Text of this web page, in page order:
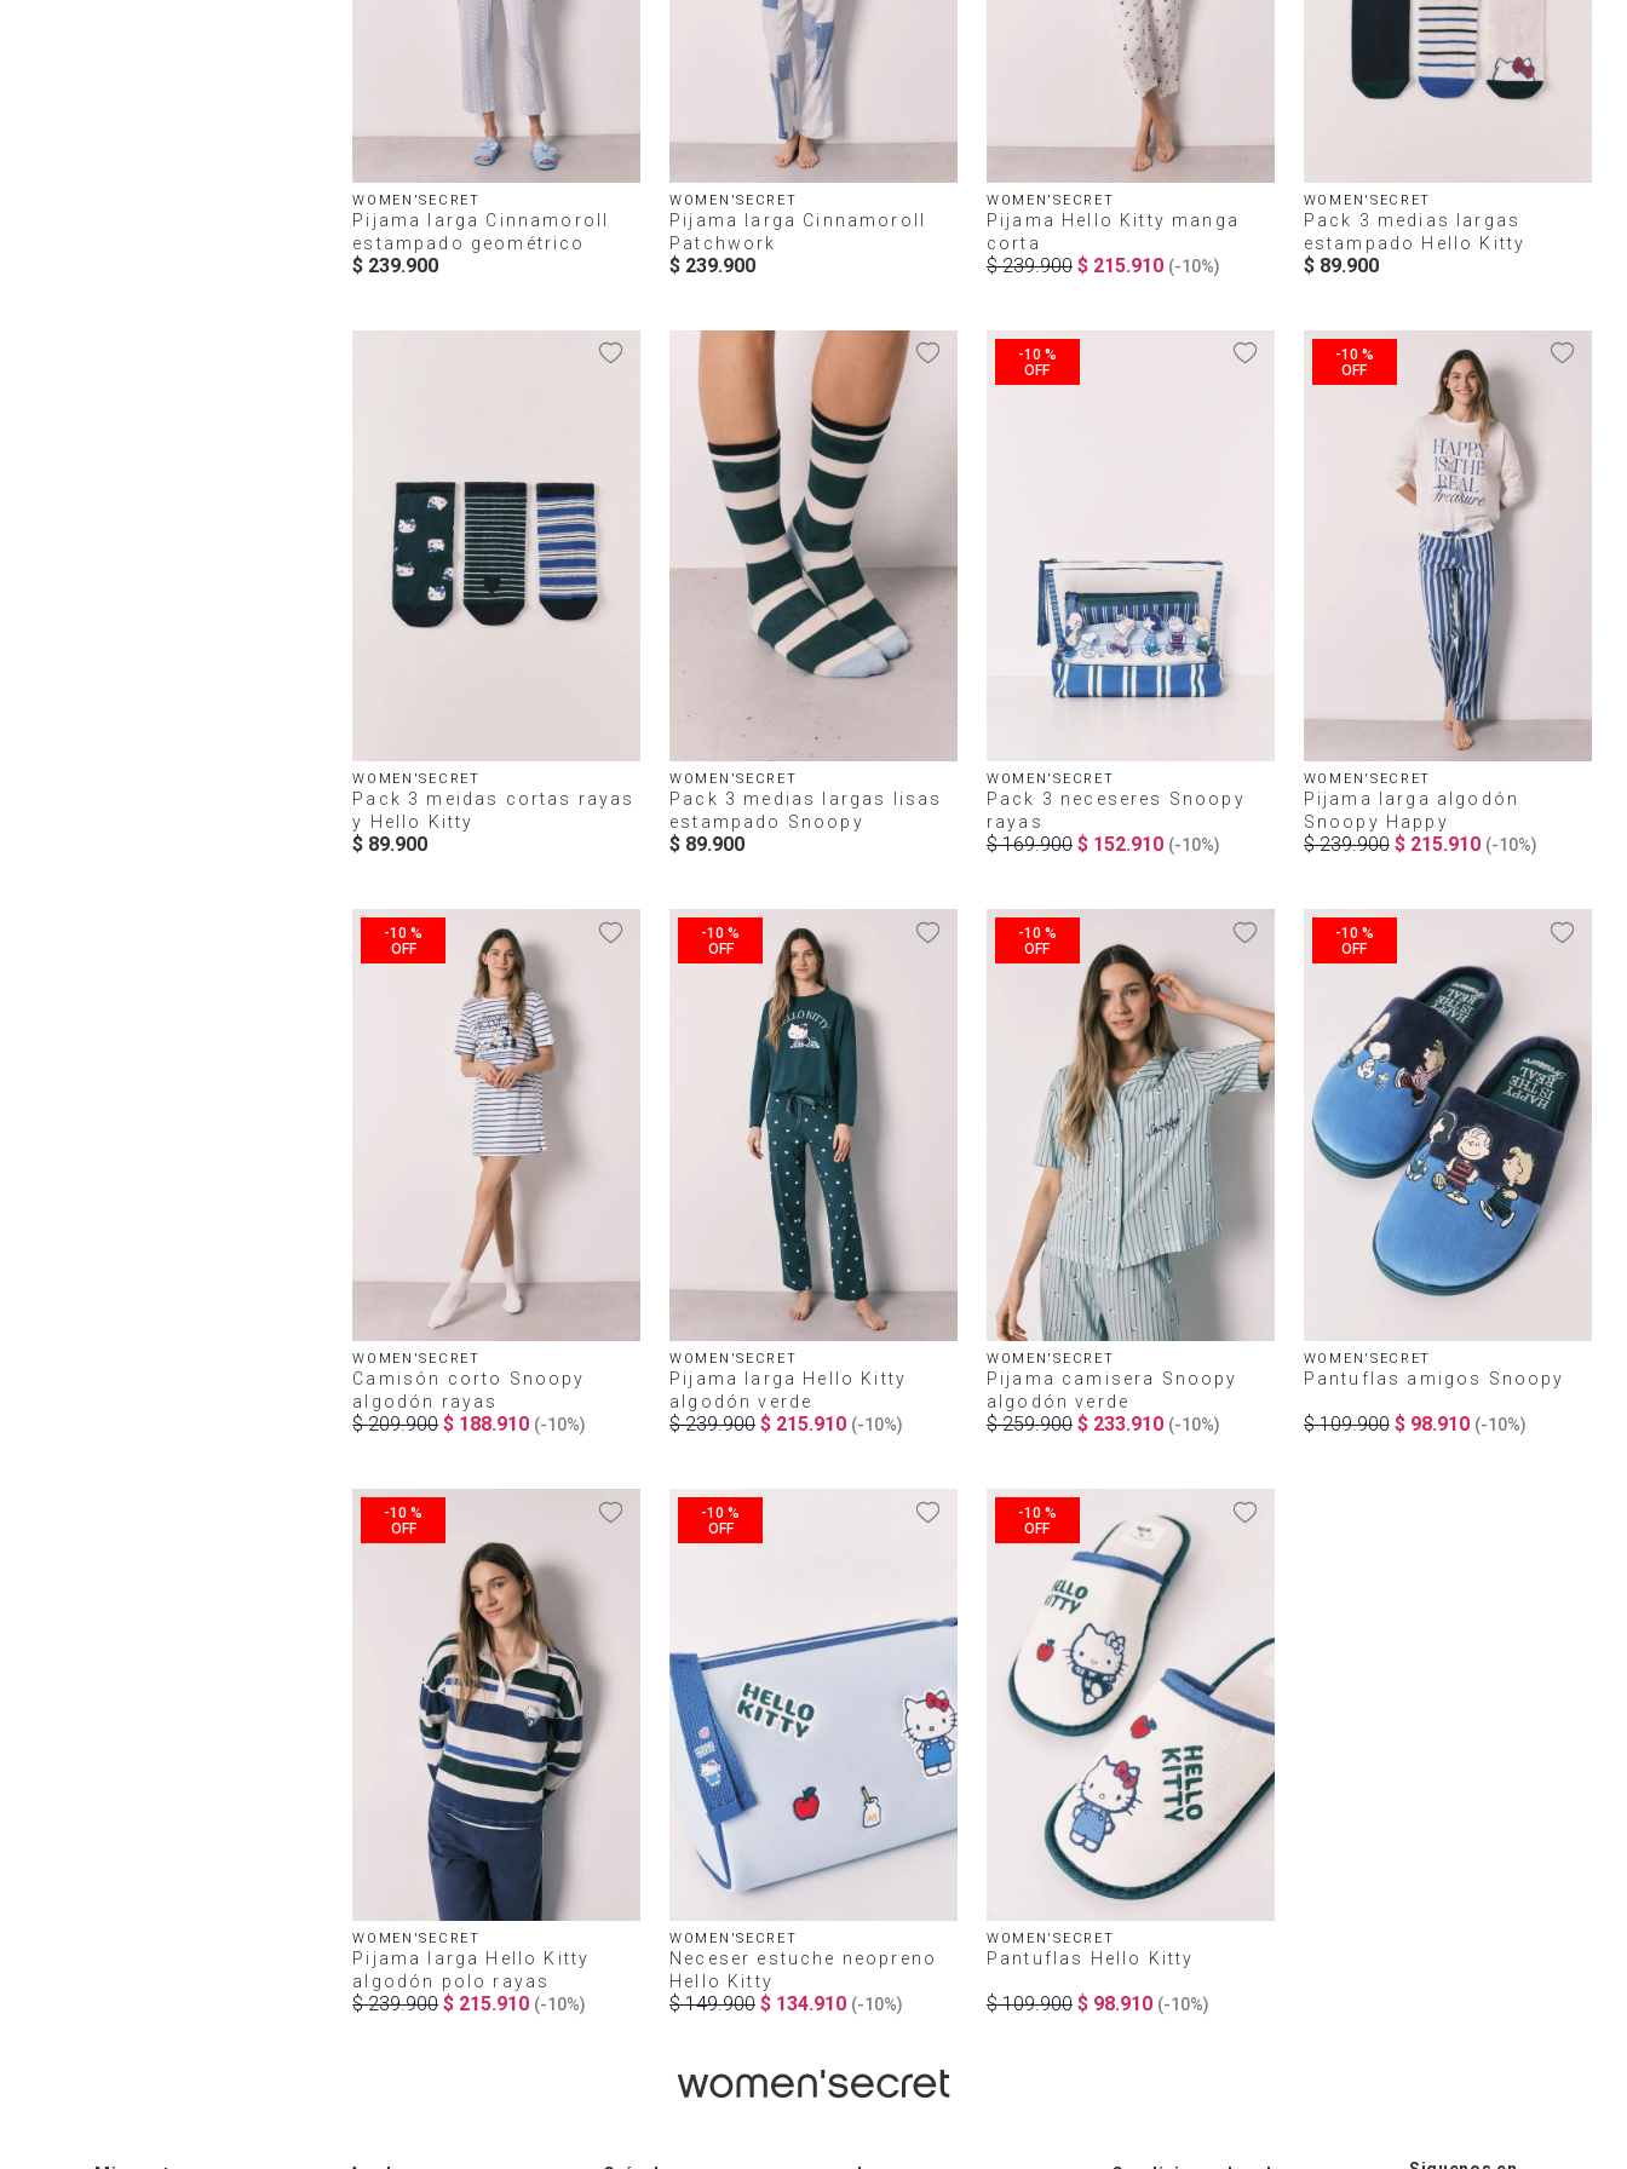
WOMEN'SECRET
Pijama larga Cinnamoroll
estampado geométrico
$ 239.900
WOMEN'SECRET
Pijama larga Cinnamoroll
Patchwork
$ 239.900
WOMEN'SECRET
Pijama Hello Kitty manga
corta
$ 239.900 $ 215.910 (-10%)
WOMEN'SECRET
Pack 3 medias largas
estampado Hello Kitty
$ 89.900
WOMEN'SECRET
Pack 3 meidas cortas rayas
y Hello Kitty
$ 89.900
WOMEN'SECRET
Pack 3 medias largas lisas
estampado Snoopy
$ 89.900
-10 %
WOMEN'SECRET
Pack 3 neceseres Snoopy
rayas
$ 169.900 $ 152.910 (-10%)
-10 %
WOMEN'SECRET
Pijama larga algodón
Snoopy Happy
$ 239.900 $ 215.910 (-10%)
-10 %
WOMEN'SECRET
Camisón corto Snoopy
algodón rayas
$ 209.900 $ 188.910 (-10%)
-10 %
WOMEN'SECRET
Pijama larga Hello Kitty
algodón verde
$ 239.900 $ 215.910 (-10%)
-10 %
WOMEN'SECRET
Pijama camisera Snoopy
algodón verde
$ 259.900 $ 233.910 (-10%)
-10 %
WOMEN'SECRET
Pantuflas amigos Snoopy
$ 109.900 $ 98.910 (-10%)
-10 %
WOMEN'SECRET
Pijama larga Hello Kitty
algodón polo rayas
$ 239.900 $ 215.910 (-10%)
-10 %
WOMEN'SECRET
Neceser estuche neopreno
Hello Kitty
$ 149.900 $ 134.910 (-10%)
-10 %
WOMEN'SECRET
Pantuflas Hello Kitty
$ 109.900 $ 98.910 (-10%)